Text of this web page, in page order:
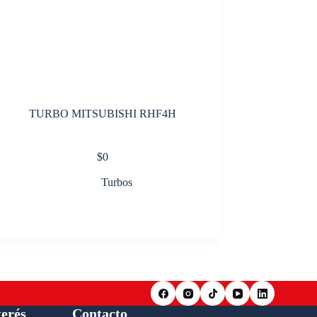
TURBO MITSUBISHI RHF4H
$0
Turbos
Contacto